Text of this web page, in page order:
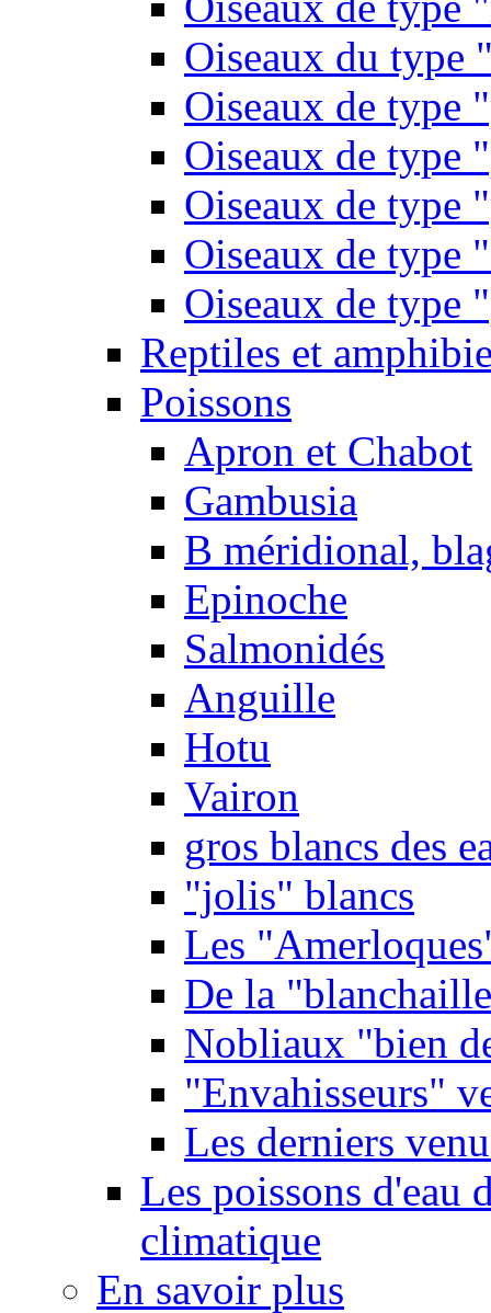
Oiseaux du type
Oiseaux de type
Oiseaux de type
Oiseaux de type
Oiseaux de type
Oiseaux de type
Reptiles et
Poissons
Apron et Chabot
Gambusia
B méridional,
Epinoche
Salmonidés
Anguille
Hotu
Vairon
gros blancs des
"jolis" blancs
Les
De la
Nobliaux "bien
"Envahisseurs"
Les derniers
Les poissons d'eau
climatique
En savoir plus